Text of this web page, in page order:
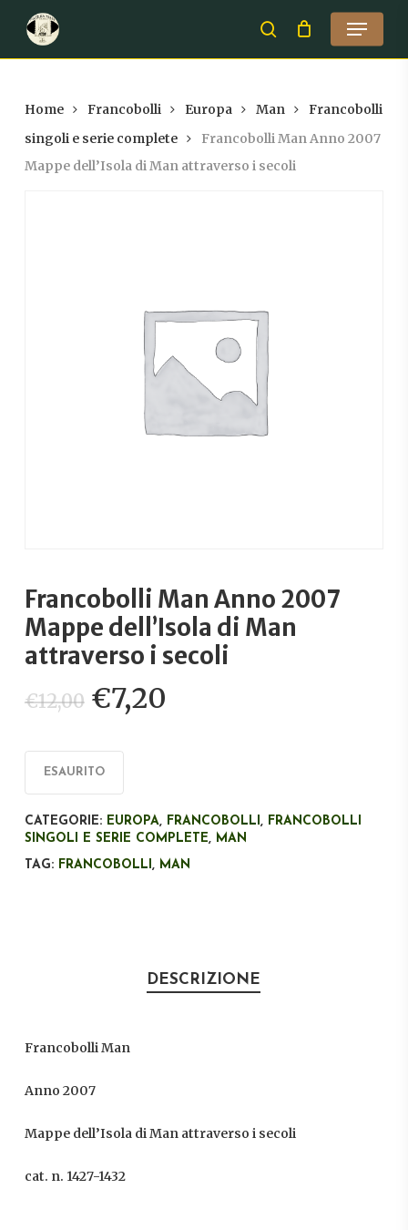
main
search
Menu
Home Francobolli Europa Man
Francobolli
singoli e serie complete
Francobolli Man Anno 2007
Mappe dell’Isola di Man attraverso i secoli
Francobolli Man Anno 2007
Mappe dell’Isola di Man
attraverso i secoli
€12,00 Il
prezzo
originale
era:
€12,00.
€7,20
€7,20.
ESAURITO
CATEGORIE: EUROPA, FRANCOBOLLI, FRANCOBOLLI
SINGOLI E SERIE COMPLETE, MAN
TAG: FRANCOBOLLI, MAN
DESCRIZIONE
Francobolli Man
Anno 2007
Mappe dell’Isola di Man attraverso i secoli
cat. n. 1427-1432
Close